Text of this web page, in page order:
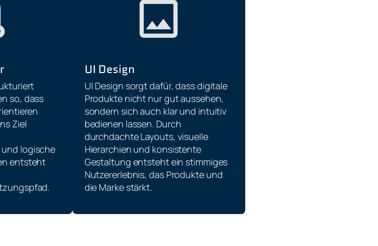
so, dass
Ziel
logische
entsteht
UI Design
UI Design sorgt dafür, dass digitale
Produkte nicht nur gut aussehen,
sondern sich auch klar und intuitiv
bedienen lassen. Durch
durchdachte Layouts, visuelle
Hierarchien und konsistente
Gestaltung entsteht ein stimmiges
Nutzererlebnis, das Produkte und
die Marke stärkt.